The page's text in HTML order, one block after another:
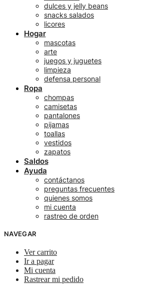
dulces y jelly beans
snacks salados
licores
Hogar
mascotas
arte
juegos y juguetes
limpieza
defensa personal
Ropa
chompas
camisetas
pantalones
pijamas
toallas
vestidos
zapatos
Saldos
Ayuda
contáctanos
preguntas frecuentes
quienes somos
mi cuenta
rastreo de orden
NAVEGAR
Ver carrito
Ir a pagar
Mi cuenta
Rastrear mi pedido